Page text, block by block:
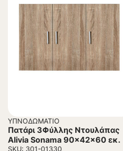
ΥΠΝΟΔΩΜΆΤΙΟ
Πατάρι 3Φύλλης Ντουλάπας
Alivia Sonama 90x42x60 εκ.
SKU: 301-01330